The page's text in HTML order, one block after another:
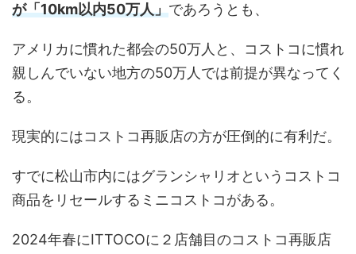
が「10km以内50万人」であろうとも、
アメリカに慣れた都会の50万人と、コストコに慣れ
親しんでいない地方の50万人では前提が異なってく
る。
現実的にはコストコ再販店の方が圧倒的に有利だ。
すでに松山市内にはグランシャリオというコストコ
商品をリセールするミニコストコがある。
2024年春にITTOCOに２店舗目のコストコ再販店